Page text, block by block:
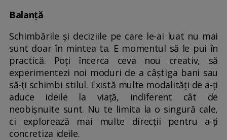
Balanță
Schimbările și deciziile pe care le-ai luat nu mai
sunt doar în mintea ta. E momentul să le pui în
practică. Poți încerca ceva nou creativ, să
experimentezi noi moduri de a câștiga bani sau
să-ți schimbi stilul. Există multe modalități de a-ți
aduce ideile la viață, indiferent cât de
neobișnuite sunt. Nu te limita la o singură cale,
ci explorează mai multe direcții pentru a-ți
concretiza ideile.